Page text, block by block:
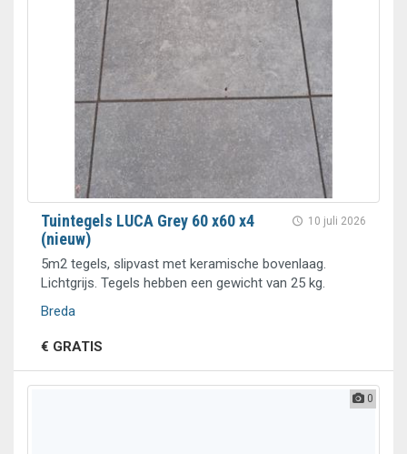
10 juli 2026
Tuintegels LUCA Grey 60 x60 x4
(nieuw)
5m2 tegels, slipvast met keramische bovenlaag.
Lichtgrijs. Tegels hebben een gewicht van 25 kg.
Breda
€ GRATIS
0